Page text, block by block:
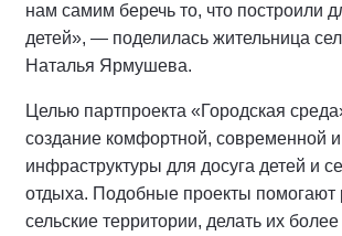
нам самим беречь то, что построили
детей», — поделилась жительница
Наталья Ярмушева.
Целью партпроекта «Городская
создание комфортной, современной
инфраструктуры для досуга детей и
отдыха. Подобные проекты помогают
сельские территории, делать их более